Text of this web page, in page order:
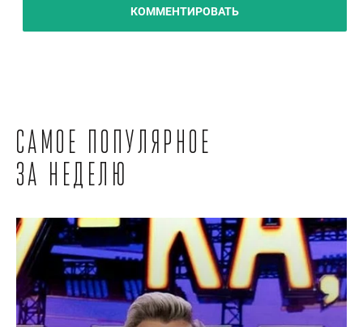
КОММЕНТИРОВАТЬ
Самое популярное
за неделю